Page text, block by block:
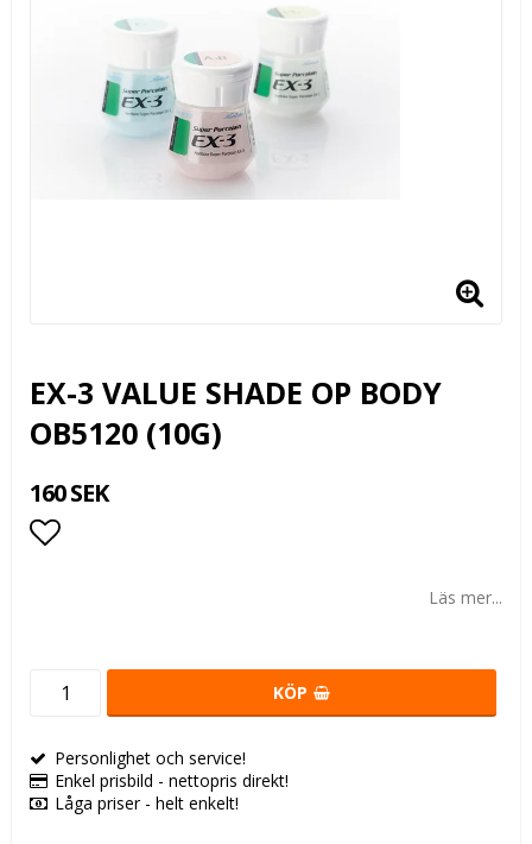
EX-3 VALUE SHADE OP BODY
OB5120 (10G)
160 SEK
Läs mer...
KÖP
Personlighet och service!
Enkel prisbild - nettopris direkt!
Låga priser - helt enkelt!